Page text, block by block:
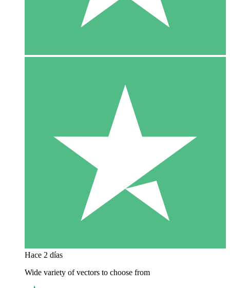
Hace 2 días
Wide variety of vectors to choose from